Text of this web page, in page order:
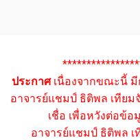
ประกาศเนื่องจากขณะนี้ มี
อาจารย์แชมป์ ธิติพล เทีย
เชื่อ เพื่อหวังต่อข้
อาจารย์แชมป์ ธิติพล